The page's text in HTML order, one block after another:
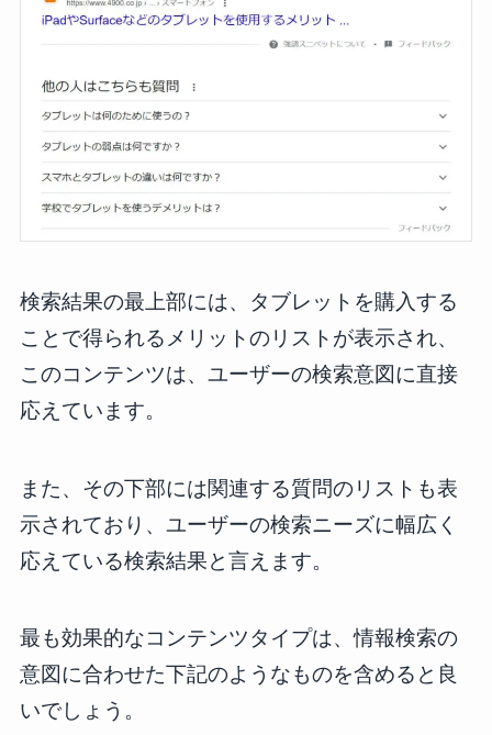
検索結果の最上部には、タブレットを購入する
ことで得られるメリットのリストが表示され、
このコンテンツは、ユーザーの検索意図に直接
応えています。
また、その下部には関連する質問のリストも表
示されており、ユーザーの検索ニーズに幅広く
応えている検索結果と言えます。
最も効果的なコンテンツタイプは、情報検索の
意図に合わせた下記のようなものを含めると良
いでしょう。